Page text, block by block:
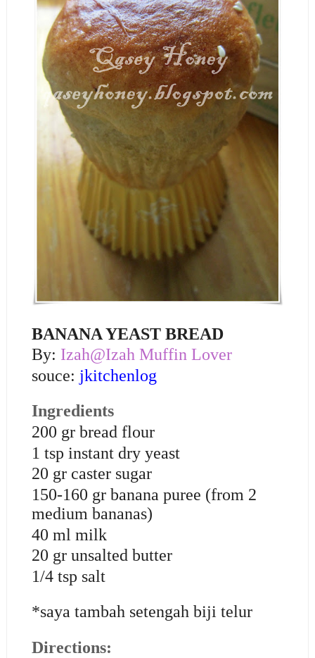
BANANA YEAST BREAD
By: Izah@Izah Muffin Lover
souce: jkitchenlog
Ingredients
200 gr bread flour
1 tsp instant dry yeast
20 gr caster sugar
150-160 gr banana puree (from 2
medium bananas)
40 ml milk
20 gr unsalted butter
1/4 tsp salt
*saya tambah setengah biji telur
Directions: